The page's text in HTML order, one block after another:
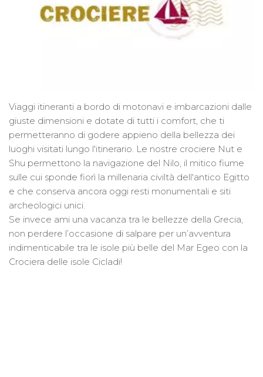
Viaggi itineranti a bordo di motonavi e imbarcazioni dalle
giuste dimensioni e dotate di tutti i comfort, che ti
permetteranno di godere appieno della bellezza dei
luoghi visitati lungo l'itinerario. Le nostre crociere Nut e
Shu permettono la navigazione del Nilo, il mitico fiume
sulle cui sponde fiorì la millenaria civiltà dell'antico Egitto
e che conserva ancora oggi resti monumentali e siti
archeologici unici.
Se invece ami una vacanza tra le bellezze della Grecia,
non perdere l’occasione di salpare per un’avventura
indimenticabile tra le isole più belle del Mar Egeo con la
Crociera delle isole Cicladi!